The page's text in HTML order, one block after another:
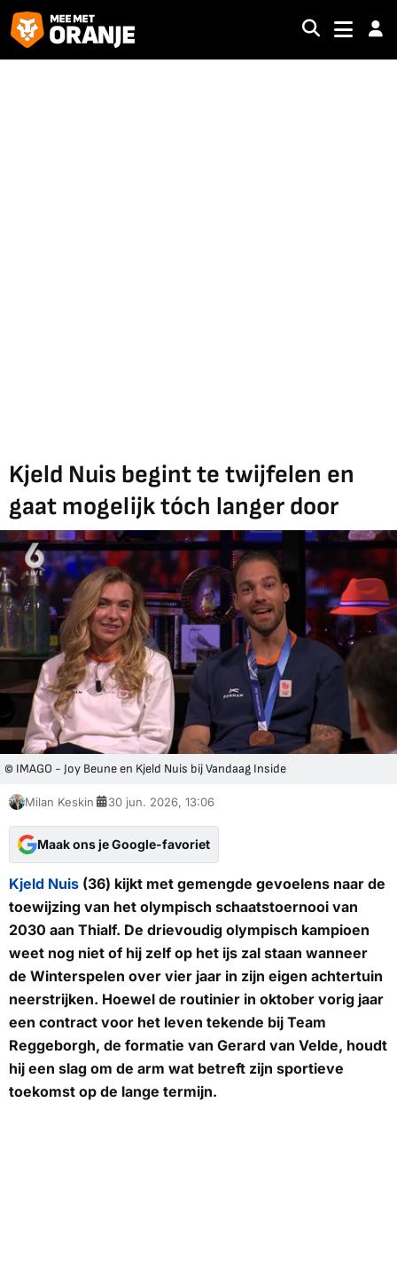
Kjeld Nuis begint te twijfelen en
gaat mogelijk tóch langer door
© IMAGO - Joy Beune en Kjeld Nuis bij Vandaag Inside
Milan Keskin 30 jun. 2026, 13:06
Maak ons je Google-favoriet
Kjeld Nuis (36) kijkt met gemengde gevoelens naar de
toewijzing van het olympisch schaatstoernooi van
2030 aan Thialf. De drievoudig olympisch kampioen
weet nog niet of hij zelf op het ijs zal staan wanneer
de Winterspelen over vier jaar in zijn eigen achtertuin
neerstrijken. Hoewel de routinier in oktober vorig jaar
een contract voor het leven tekende bij Team
Reggeborgh, de formatie van Gerard van Velde, houdt
hij een slag om de arm wat betreft zijn sportieve
toekomst op de lange termijn.